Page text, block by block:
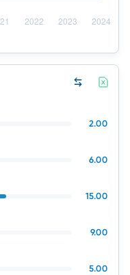
2.00
6.00
15.00
9.00
5.00